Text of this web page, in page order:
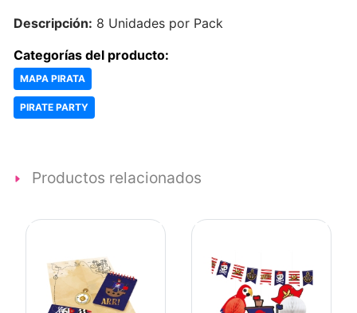
Descripción: 8 Unidades por Pack
Categorías del producto:
MAPA PIRATA
PIRATE PARTY
Productos relacionados